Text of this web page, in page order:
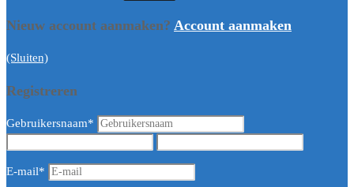
Nieuw account aanmaken? Account aanmaken
(Sluiten)
Registreren
Gebruikersnaam*
E-mail*